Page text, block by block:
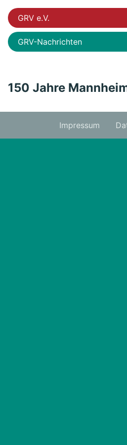
GRV e.V.
GRV-Nachrichten
150 Jahre
Impressum